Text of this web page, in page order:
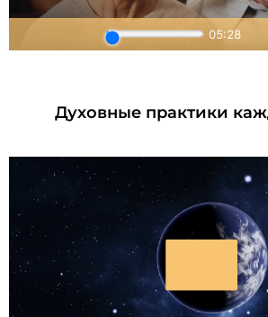
Духовные практики